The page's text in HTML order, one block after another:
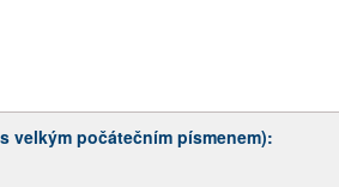
velkým počátečním písmenem):